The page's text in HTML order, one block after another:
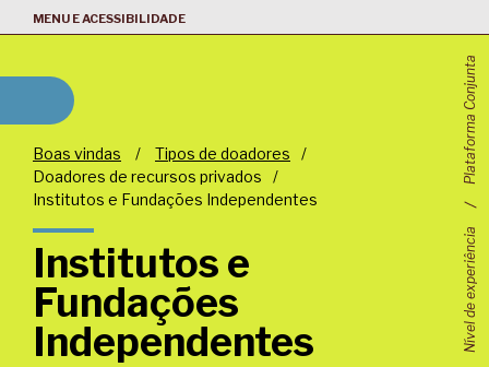
MENU E ACESSIBILIDADE
Boas vindas / Tipos de doadores
/
Doadores de recursos privados
/
Institutos e Fundações Independentes
Institutos e
Fundações
Independentes
Nível de experiência
Plataforma Conjunta